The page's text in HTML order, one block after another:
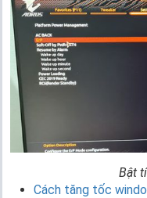
Bật
Cách tăng tốc